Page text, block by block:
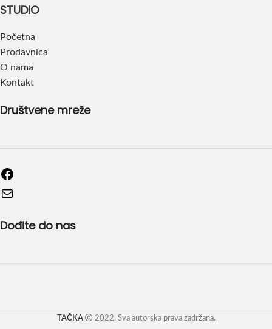
STUDIO
Početna
Prodavnica
O nama
Kontakt
Društvene mreže
Dođite do nas
TAČKA 2022. Sva autorska prava zadržana.